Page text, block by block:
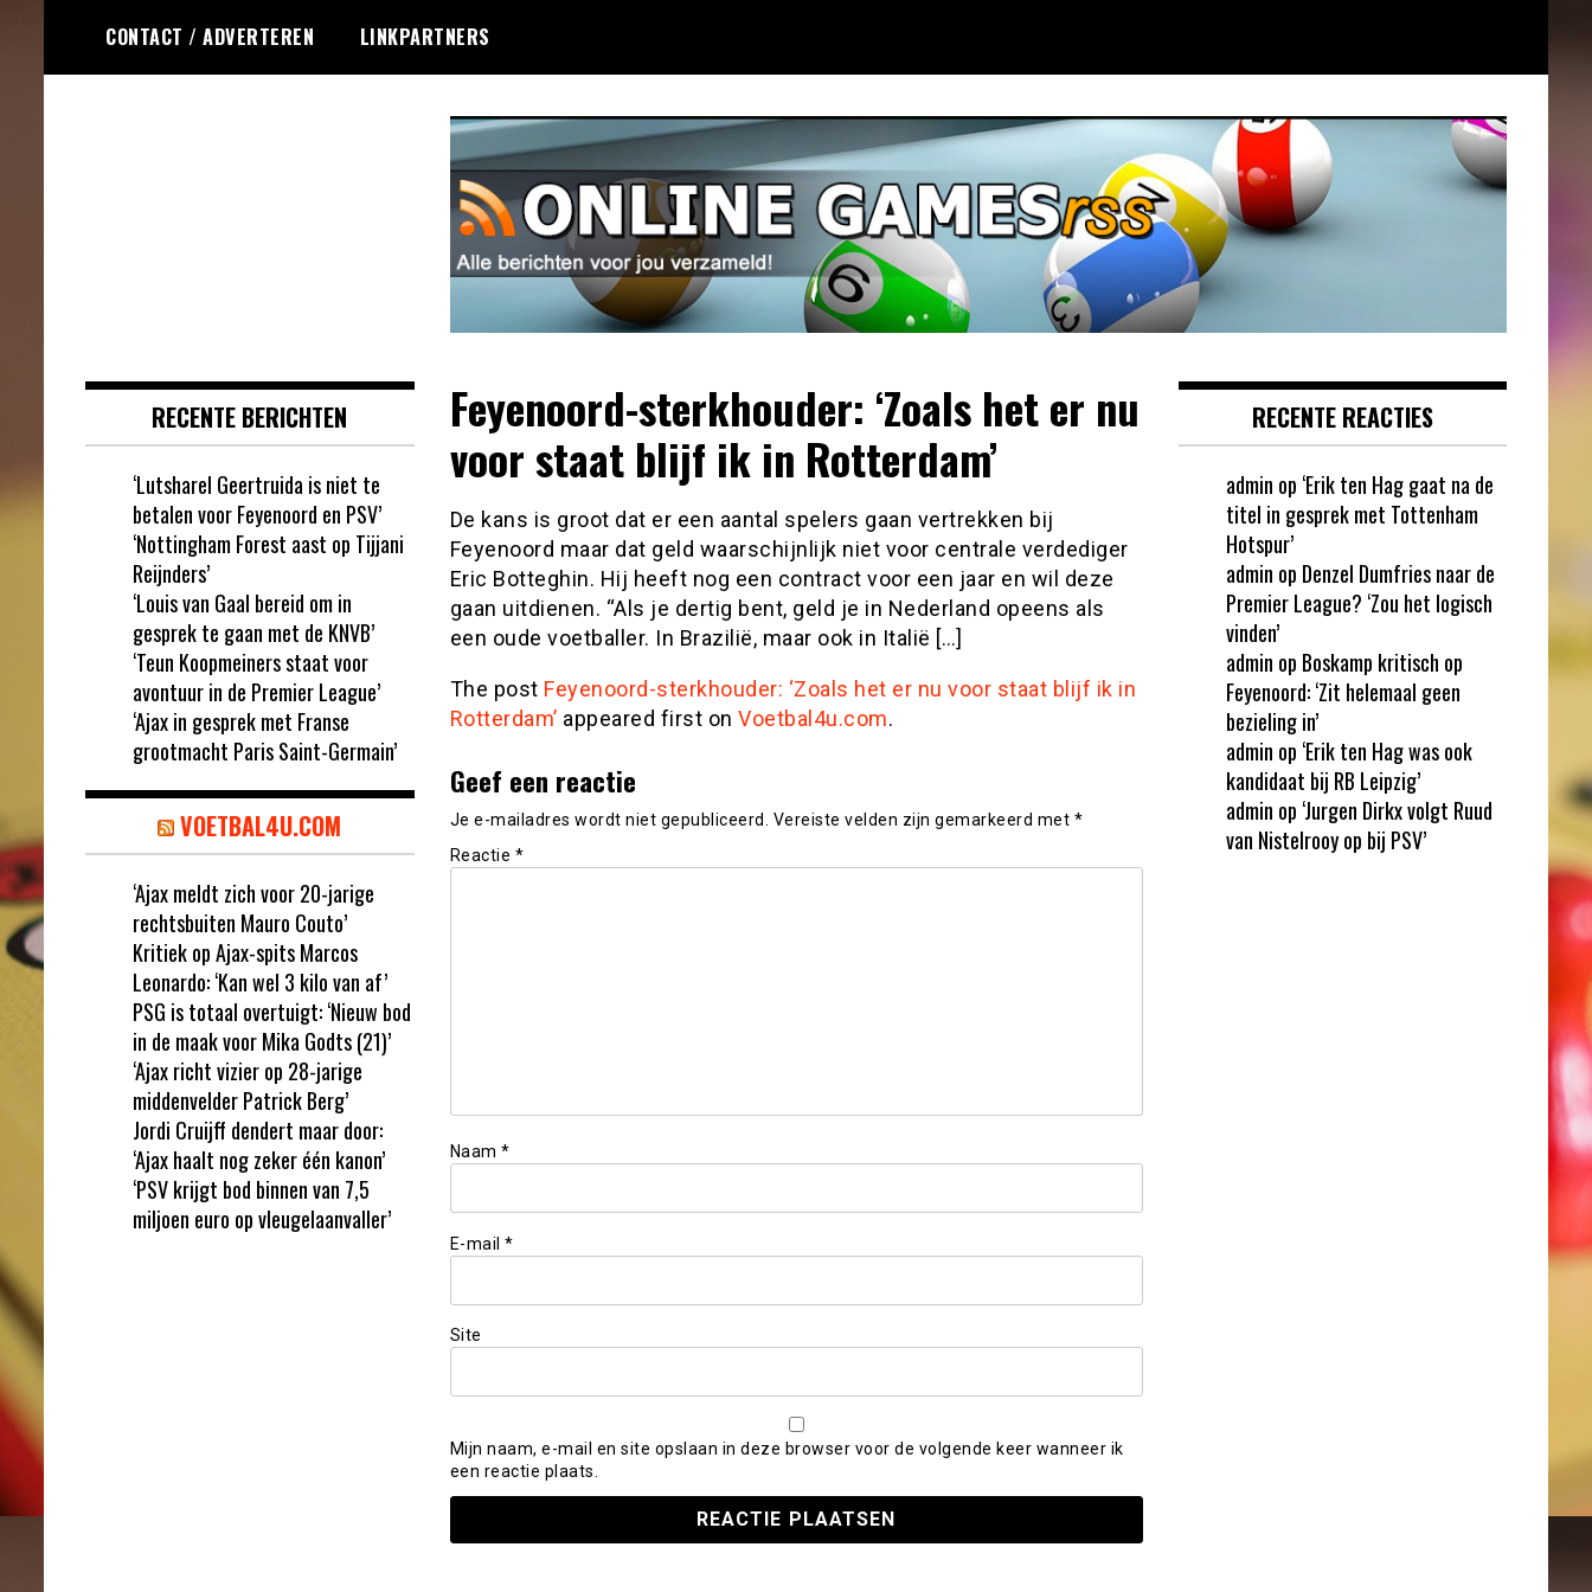
de
CONTACT / ADVERTEREN LINKPARTNERS
Feyenoord-sterkhouder: ‘Zoals het er nu
voor staat blijf ik in Rotterdam’
De kans is groot dat er een aantal spelers gaan vertrekken bij
Feyenoord maar dat geld waarschijnlijk niet voor centrale verdediger
Eric Botteghin. Hij heeft nog een contract voor een jaar en wil deze
gaan uitdienen. “Als je dertig bent, geld je in Nederland opeens als
een oude voetballer. In Brazilië, maar ook in Italië […]
The post Feyenoord-sterkhouder: ‘Zoals het er nu voor staat blijf ik in
Rotterdam’ appeared first on Voetbal4u.com.
Geef een reactie
Je e-mailadres wordt niet gepubliceerd. Vereiste velden zijn gemarkeerd met *
Reactie *
Naam *
E-mail *
Site
Mijn naam, e-mail en site opslaan in deze browser voor de volgende keer wanneer ik
een reactie plaats.
RECENTE BERICHTEN
‘Lutsharel Geertruida is niet te
betalen voor Feyenoord en PSV’
‘Nottingham Forest aast op Tijjani
Reijnders’
‘Louis van Gaal bereid om in
gesprek te gaan met de KNVB’
‘Teun Koopmeiners staat voor
avontuur in de Premier League’
‘Ajax in gesprek met Franse
grootmacht Paris Saint-Germain’
VOETBAL4U.COM
‘Ajax meldt zich voor 20-jarige
rechtsbuiten Mauro Couto’
Kritiek op Ajax-spits Marcos
Leonardo: ‘Kan wel 3 kilo van af’
PSG is totaal overtuigt: ‘Nieuw bod
in de maak voor Mika Godts (21)’
‘Ajax richt vizier op 28-jarige
middenvelder Patrick Berg’
Jordi Cruijff dendert maar door:
‘Ajax haalt nog zeker één kanon’
‘PSV krijgt bod binnen van 7,5
miljoen euro op vleugelaanvaller’
RECENTE REACTIES
admin op ‘Erik ten Hag gaat na de
titel in gesprek met Tottenham
Hotspur’
admin op Denzel Dumfries naar de
Premier League? ‘Zou het logisch
vinden’
admin op Boskamp kritisch op
Feyenoord: ‘Zit helemaal geen
bezieling in’
admin op ‘Erik ten Hag was ook
kandidaat bij RB Leipzig’
admin op ‘Jurgen Dirkx volgt Ruud
van Nistelrooy op bij PSV’